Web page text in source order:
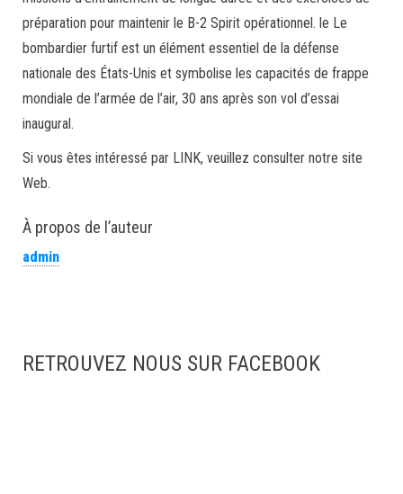
préparation pour maintenir le B-2 Spirit opérationnel. le Le
bombardier furtif est un élément essentiel de la défense
nationale des États-Unis et symbolise les capacités de frappe
mondiale de l’armée de l’air, 30 ans après son vol d’essai
inaugural.
Si vous êtes intéressé par LINK, veuillez consulter notre site
Web.
À propos de l’auteur
admin
RETROUVEZ NOUS SUR FACEBOOK